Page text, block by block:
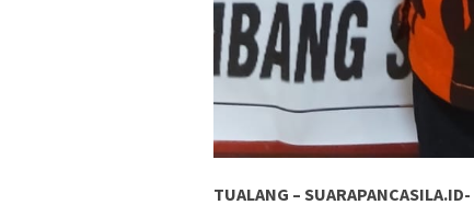
TUALANG – SUARAPANCASILA.ID-